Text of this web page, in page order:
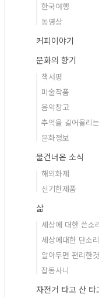
한국여행
동영상
커피이야기
문화의 향기
책서평
미술작품
음악창고
추억을 길어올리
문화정보
물건너온 소식
해외화제
신기한제품
삶
세상에 대한 쓴소
세상에대한 단소리
알아두면 편리한
잡동사니
자전거 타고 산 타